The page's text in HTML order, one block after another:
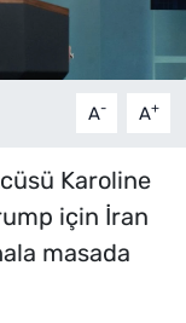
A- A+
Karoline
için İran
masada